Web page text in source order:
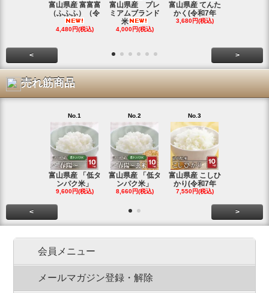
富山県産 富富富
（ふふふ）（令
4,480円(税込)
富山県産 プレ
ミアムブランド
米
4,000円(税込)
富山県産 てんた
かく(令和7年
3,680円(税込)
< >
売れ筋商品
No.1
富山県産 「低タ
ンパク米」
9,600円(税込)
No.2
富山県産 「低タ
ンパク米」
8,660円(税込)
No.3
富山県産 こしひ
かり(令和7年
7,550円(税込)
< >
会員メニュー
メールマガジン登録・解除